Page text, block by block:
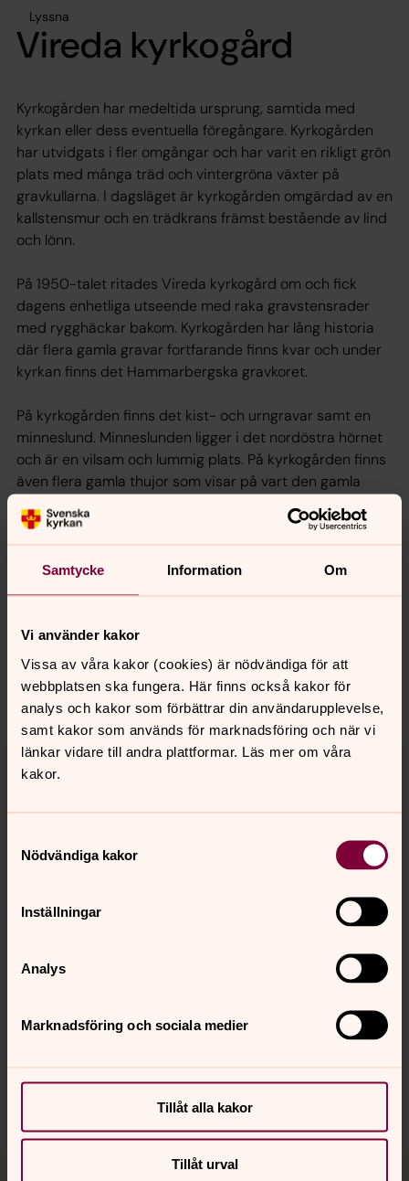
Samtycke Information Om
Vi använder kakor
Vissa av våra kakor (cookies) är nödvändiga för att
webbplatsen ska fungera. Här finns också kakor för
analys och kakor som förbättrar din användarupplevelse,
samt kakor som används för marknadsföring och när vi
länkar vidare till andra plattformar. Läs mer om våra
kakor.
Nödvändiga kakor
Inställningar
Analys
Marknadsföring och sociala medier
Tillåt alla kakor
Tillåt urval
Lyssna
Vireda kyrkogård
Kyrkogården har medeltida ursprung, samtida med
kyrkan eller dess eventuella föregångare. Kyrkogården
har utvidgats i fler omgångar och har varit en rikligt grön
plats med många träd och vintergröna växter på
gravkullarna. I dagsläget är kyrkogården omgärdad av en
kallstensmur och en trädkrans främst bestående av lind
och lönn.
På 1950-talet ritades Vireda kyrkogård om och fick
dagens enhetliga utseende med raka gravstensrader
med rygghäckar bakom. Kyrkogården har lång historia
där flera gamla gravar fortfarande finns kvar och under
kyrkan finns det Hammarbergska gravkoret.
På kyrkogården finns det kist- och urngravar samt en
minneslund. Minneslunden ligger i det nordöstra hörnet
och är en vilsam och lummig plats. På kyrkogården finns
även flera gamla thujor som visar på vart den gamla
Senast ändrad 1 februari 2021
innehåll?
aneby.pastorat@svenskakyrkan.se
Dela
Tillbaka till toppen
Tillbaka till innehållet
Kontakt
Kalender
Hitta snabbt